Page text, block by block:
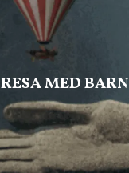
RESA MED BARN